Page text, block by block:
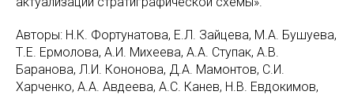
Авторы: Н.К. Фортунатова, Е.Л. Зайцева, М.А. Бушуева,
Т.Е. Ермолова, А.И. Михеева, А.А. Ступак, А.В.
Баранова, Л.И. Кононова, Д.А. Мамонтов, С.И.
Харченко, А.А. Авдеева, А.С. Канев, Н.В. Евдокимов,